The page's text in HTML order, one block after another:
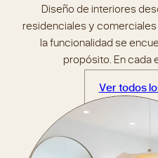
Diseño de interiores
residenciales y
la funcionalidad se
propósito. En cada
Ver todos